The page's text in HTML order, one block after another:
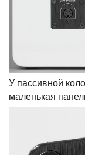
У пассивной
маленькая